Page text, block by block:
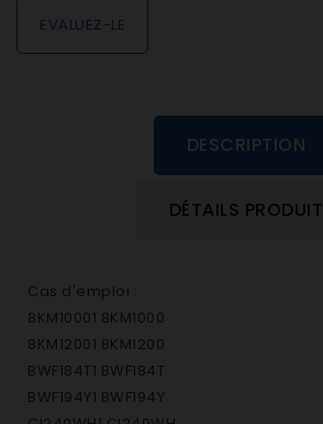
EVALUEZ-LE
DESCRIPTION
DÉTAILS PRODUIT
Cas d'emploi :
8KM10001 8KM1000
8KM12001 8KM1200
BWF184T1 BWF184T
BWF194Y1 BWF194Y